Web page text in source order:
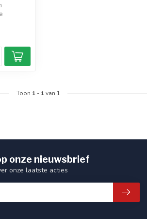
Toon 1 - 1van 1
onze nieuwsbrief
onze laatste acties